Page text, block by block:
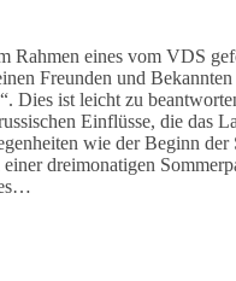
Rahmen eines vom VDS
Freunden und
Dies ist leicht zu
Einflüsse, die das
wie der Beginn
dreimonatigen